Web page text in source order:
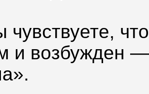
чувствуете,
и возбужден